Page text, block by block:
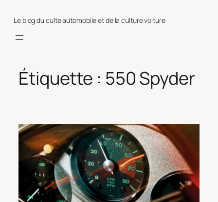
Le blog du culte automobile et de la culture voiture
Étiquette : 550 Spyder